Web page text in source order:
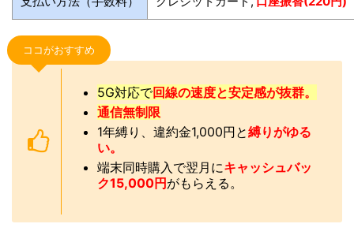
ココがおすすめ
5G対応で回線の速度と安定感が抜群。
通信無制限
1年縛り、違約金1,000円と縛りがゆる
い。
端末同時購入で翌月にキャッシュバッ
ク15,000円 がもらえる。